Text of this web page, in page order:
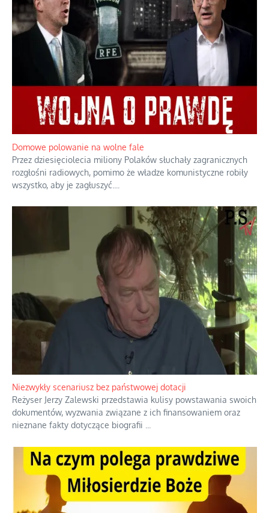
Rozważania o rodzinie przy zielonej herbacie
Rodzina to zbiór jednostek połączonych trwałymi, naturalnymi,
realnymi relacjami....
Domowe polowanie na wolne fale
Przez dziesięciolecia miliony Polaków słuchały zagranicznych
rozgłośni radiowych, pomimo że władze komunistyczne robiły
wszystko, aby je zagłuszyć....